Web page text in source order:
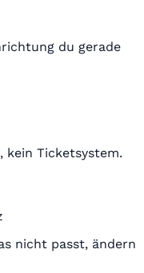
du gerade
kein Ticketsystem.
nicht passt, ändern